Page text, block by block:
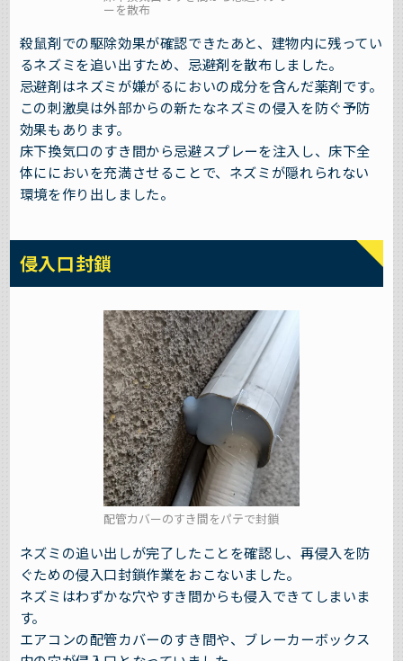
ーを散布
殺鼠剤での駆除効果が確認できたあと、建物内に残ってい
るネズミを追い出すため、忌避剤を散布しました。
忌避剤はネズミが嫌がるにおいの成分を含んだ薬剤です。
この刺激臭は外部からの新たなネズミの侵入を防ぐ予防
効果もあります。
床下換気口のすき間から忌避スプレーを注入し、床下全
体ににおいを充満させることで、ネズミが隠れられない
環境を作り出しました。
侵入口封鎖
配管カバーのすき間をパテで封鎖
ネズミの追い出しが完了したことを確認し、再侵入を防
ぐための侵入口封鎖作業をおこないました。
ネズミはわずかな穴やすき間からも侵入できてしまいま
す。
エアコンの配管カバーのすき間や、ブレーカーボックス